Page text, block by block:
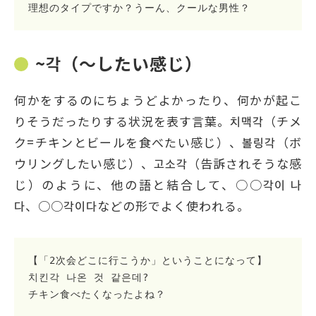
理想のタイプですか？うーん、クールな男性？
~각（～したい感じ）
何かをするのにちょうどよかったり、何かが起こ
りそうだったりする状況を表す言葉。치맥각（チメ
ク=チキンとビールを食べたい感じ）、볼링각（ボ
ウリングしたい感じ）、고소각（告訴されそうな感
じ）のように、他の語と結合して、○○각이 나
다、○○각이다などの形でよく使われる。
【「2次会どこに行こうか」ということになって】
치킨각 나온 것 같은데?
チキン食べたくなったよね？